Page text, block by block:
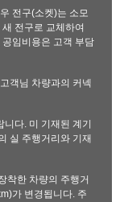
전구(소켓)는 소모
전구로 교체하여
임비용은 고객 부담
객님 차량과의 커넥
다. 미 기재된 계기
실 주행거리와 기재
착한 차량의 주행거
가 변경됩니다. 주